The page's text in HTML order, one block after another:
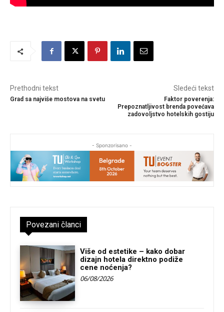
Prethodni tekst
Grad sa najviše mostova na svetu
Sledeći tekst
Faktor poverenja:
Prepoznatljivost brenda povećava
zadovoljstvo hotelskih gostiju
- Sponzorisano -
Povezani članci
Više od estetike – kako dobar
dizajn hotela direktno podiže
cene noćenja?
06/08/2026